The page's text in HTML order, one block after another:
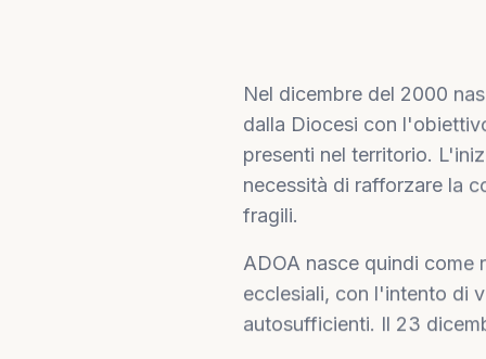
Nel dicembre del 2000
dalla Diocesi con
presenti nel territorio.
necessità di rafforzare la
fragili.
ADOA nasce quindi come
ecclesiali, con l'intento di
autosufficienti. Il 23